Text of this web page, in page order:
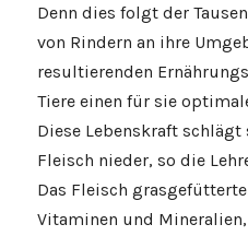
Denn dies folgt der
von Rindern an ihre
resultierenden
Tiere einen für sie
Diese Lebenskraft
Fleisch nieder, so die
Das Fleisch
Vitaminen und